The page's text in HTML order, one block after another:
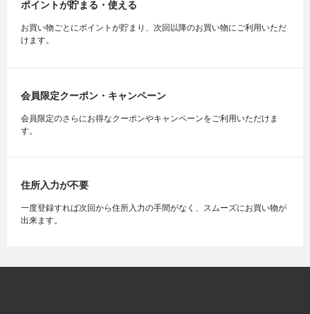
ポイントが貯まる・使える
お買い物ごとにポイントが貯まり、次回以降のお買い物にご利用いただ
けます。
会員限定クーポン・キャンペーン
会員限定のさらにお得なクーポンやキャンペーンをご利用いただけま
す。
住所入力が不要
一度登録すれば次回から住所入力の手間がなく、スムーズにお買い物が
出来ます。